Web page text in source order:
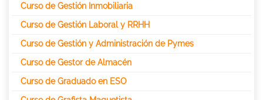
Curso de Gestión Inmobiliaria
Curso de Gestión Laboral y RRHH
Curso de Gestión y Administración de Pymes
Curso de Gestor de Almacén
Curso de Graduado en ESO